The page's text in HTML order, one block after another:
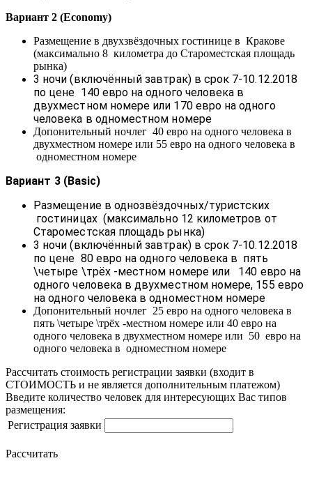
Вариант 2 (Economy)
Размещение в двухзвёздочных гостинице в Кракове
(максимально 8 километра до Староместская площадь
рынка)
3 ночи (включённый завтрак) в срок 7-10.12.2018
по цене 140 евро на одного человека в
двухместном номере или 170 евро на одного
человека в одноместном номере
Допонительный ночлег 40 евро на одного человека в
двухместном номере или 55 евро на одного человека в
одноместном номере
Вариант 3 (Basic)
Размещение в однозвёздочных/туристских
гостиницах (максимально 12 километров от
Староместская площадь рынка)
3 ночи (включённый завтрак) в срок 7-10.12.2018
по цене 80 евро на одного человека в пять
\четыре \трёх -местном номере или 140 евро на
одного человека в двухместном номере, 155 евро
на одного человека в одноместном номере
Допонительный ночлег 25 евро на одного человека в
пять \четыре \трёх -местном номере или 40 евро на
одного человека в двухместном номере или 50 евро на
одного человека в одноместном номере
Рассчитать стоимость регистрации заявки (входит в
СТОИМОСТЬ и не является дополнительным платежом)
Введите количество человек для интересующих Вас типов
размещения:
Регистрация заявки
Рассчитать